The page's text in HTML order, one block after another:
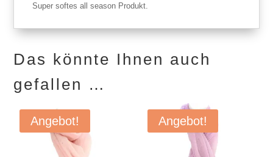
Super softes all season Produkt.
Das könnte Ihnen auch
gefallen …
Angebot! Angebot!